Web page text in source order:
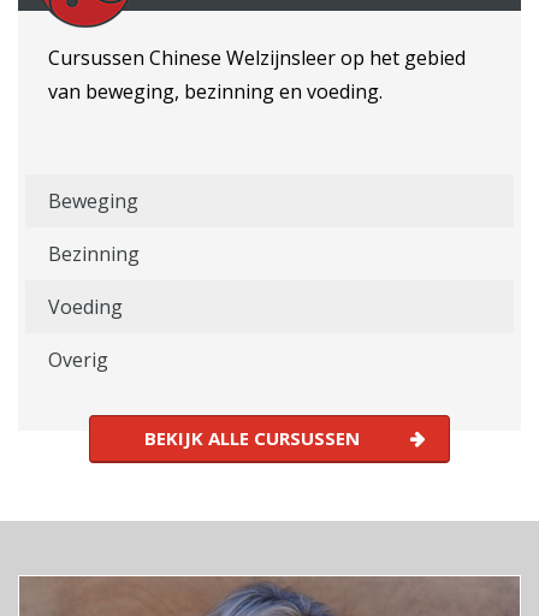
Cursussen Chinese Welzijnsleer op het gebied
van beweging, bezinning en voeding.
Beweging
Bezinning
Voeding
Overig
BEKIJK ALLE CURSUSSEN